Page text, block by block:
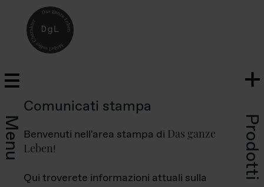
Menu Prodotti
Comunicati stampa
Benvenuti nell'area stampa di Das ganze
Leben!
Qui troverete informazioni attuali sulla